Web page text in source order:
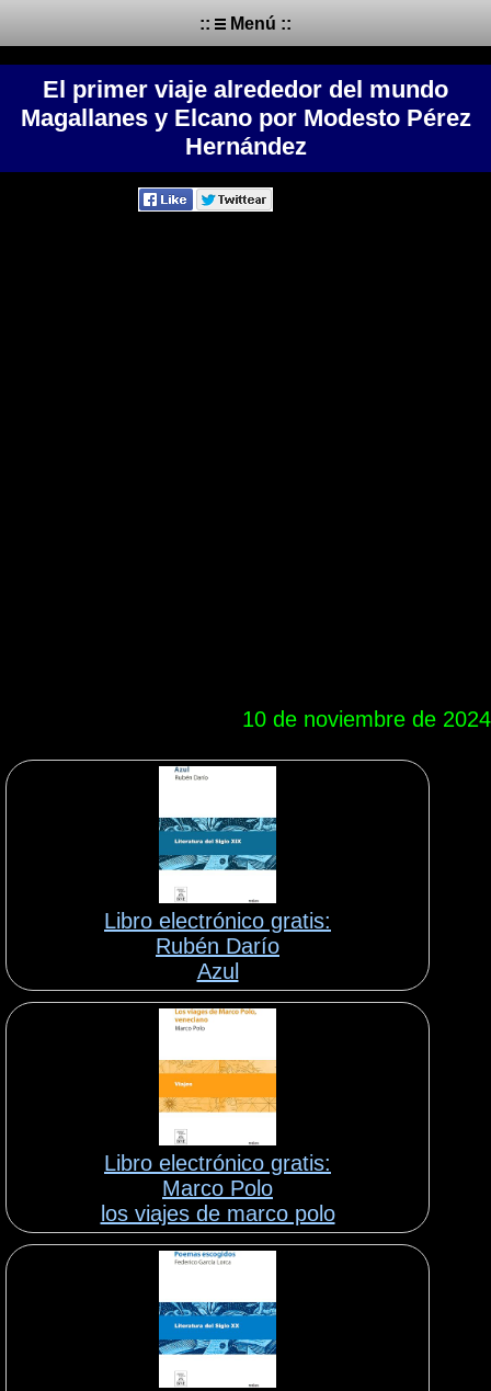
:: Menú ::
El primer viaje alrededor del mundo
Magallanes y Elcano por Modesto Pérez
Hernández
10 de noviembre de 2024
Libro electrónico gratis:
Rubén Darío
Azul
Libro electrónico gratis:
Marco Polo
los viajes de marco polo